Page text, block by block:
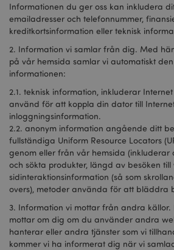
Informationen du ger oss kan inkludera
emailadresser och telefonnummer,
kreditkortsinformation eller teknisk
2. Information vi samlar från dig. Med
på vår hemsida samlar vi automatiskt
informationen:
2.1. teknisk information, inkluderar
använd för att koppla din dator till
inloggningsinformation.
2.2. anonym information angående ditt
fullständiga Uniform Resource Locators
genom eller från vår hemsida (inkluderar
och sökta produkter, längd av besöken till
sidinteraktionsinformation (så som
overs), metoder använda för att bläddra
3. Information vi mottar från andra
mottar om dig om du använder andra
hanterar eller andra tjänster som vi
kommer vi ha informerat dig när vi